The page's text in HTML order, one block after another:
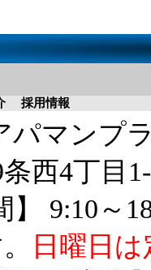
採用情報
パマンプ
西4丁目
】 9:10～
日曜日